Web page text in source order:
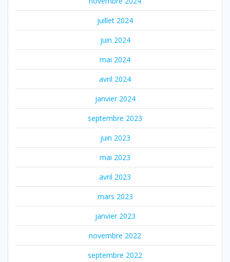
juillet 2024
juin 2024
mai 2024
avril 2024
janvier 2024
septembre 2023
juin 2023
mai 2023
avril 2023
mars 2023
janvier 2023
novembre 2022
septembre 2022